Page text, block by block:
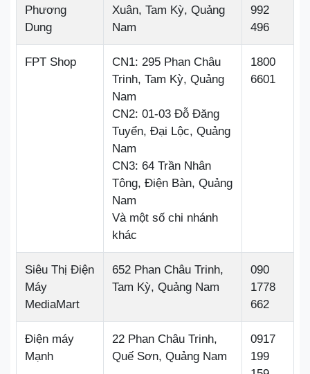
Phương
Dung
Xuân, Tam Kỳ, Quảng
Nam
992
496
FPT Shop
CN1: 295 Phan Châu
Trinh, Tam Kỳ, Quảng
Nam
CN2: 01-03 Đỗ Đăng
Tuyển, Đại Lộc, Quảng
Nam
CN3: 64 Trần Nhân
Tông, Điện Bàn, Quảng
Nam
Và một số chi nhánh
khác
1800
6601
Siêu Thị Điện
Máy
MediaMart
652 Phan Châu Trinh,
Tam Kỳ, Quảng Nam
090
1778
662
Điện máy
Mạnh
22 Phan Châu Trinh,
Quế Sơn, Quảng Nam
0917
199